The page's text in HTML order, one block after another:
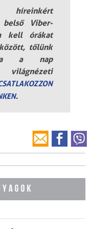
híreinkért
Viber-
kell órákat
tőlünk
a nap
.